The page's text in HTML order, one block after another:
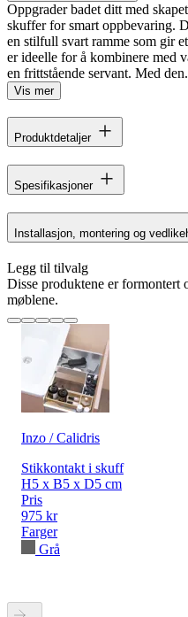
Oppgrader badet ditt med
skuffer for smart oppbevaring.
en stilfull svart ramme som gir
er ideelle for å kombinere med
en frittstående servant. Med
Vis mer
Produktdetaljer
Spesifikasjoner
Installasjon, montering og
Legg til tilvalg
Disse produktene er formontert
møblene.
Inzo / Calidris
Stikkontakt i skuff
H5 x B5 x D5 cm
Pris
975 kr
Farger
Grå